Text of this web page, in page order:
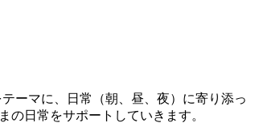
ーマに、日常（朝、昼、夜）に寄り添っ
日常をサポートしていきます。